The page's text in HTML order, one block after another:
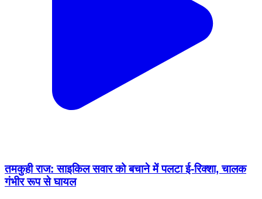
तमकुही राज: साइकिल सवार को बचाने में पलटा ई-रिक्शा, चालक
गंभीर रूप से घायल